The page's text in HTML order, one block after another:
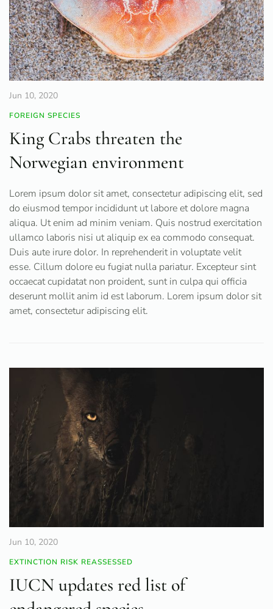
Jun 10, 2020
FOREIGN SPECIES
King Crabs threaten the
Norwegian environment
Lorem ipsum dolor sit amet, consectetur adipiscing elit, sed
do eiusmod tempor incididunt ut labore et dolore magna
aliqua. Ut enim ad minim veniam. Quis nostrud exercitation
ullamco laboris nisi ut aliquip ex ea commodo consequat.
Duis aute irure dolor. In reprehenderit in voluptate velit
esse. Cillum dolore eu fugiat nulla pariatur. Excepteur sint
occaecat cupidatat non proident, sunt in culpa qui officia
deserunt mollit anim id est laborum. Lorem ipsum dolor sit
amet, consectetur adipiscing elit.
Jun 10, 2020
EXTINCTION RISK REASSESSED
IUCN updates red list of